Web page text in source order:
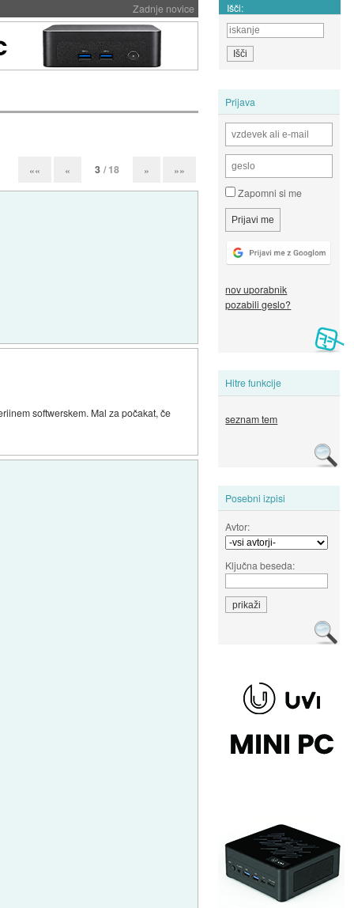
Zadnje novice Išči:
Prijava
Zapomni si me
nov uporabnik
pozabili geslo?
Hitre funkcije
seznam tem
Posebni izpisi
Avtor:
Ključna beseda:
«« « 3 / 18 » »»
softwerskem. Mal za počakat, če